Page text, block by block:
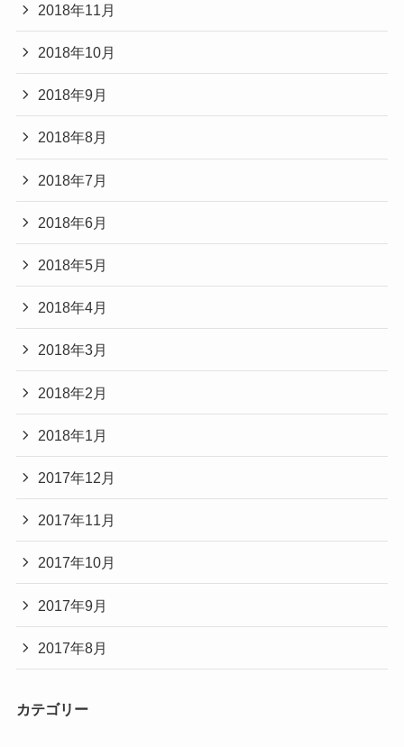
2018年11月
2018年10月
2018年9月
2018年8月
2018年7月
2018年6月
2018年5月
2018年4月
2018年3月
2018年2月
2018年1月
2017年12月
2017年11月
2017年10月
2017年9月
2017年8月
カテゴリー